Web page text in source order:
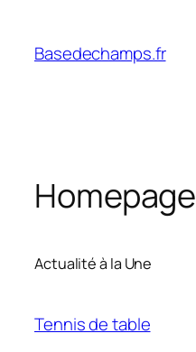
content
Basedechamps.fr
Homepage
Actualité à la Une
Tennis de table